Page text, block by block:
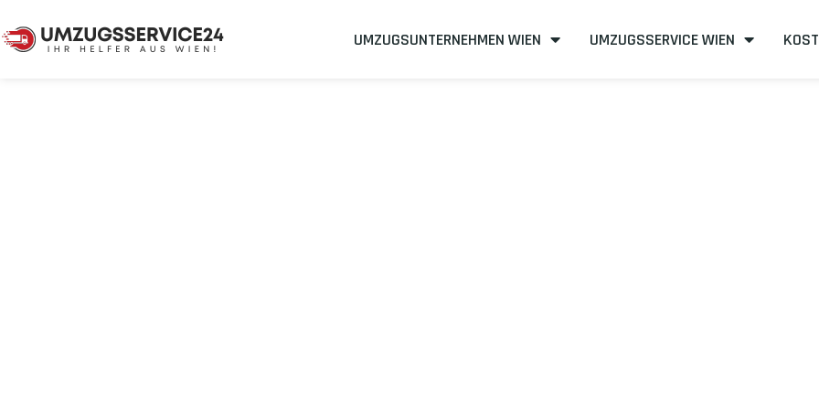
UMZUGSUNTERNEHMEN WIEN UMZUGSSERVICE WIEN